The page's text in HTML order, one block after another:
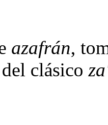
azafrán,
clásico